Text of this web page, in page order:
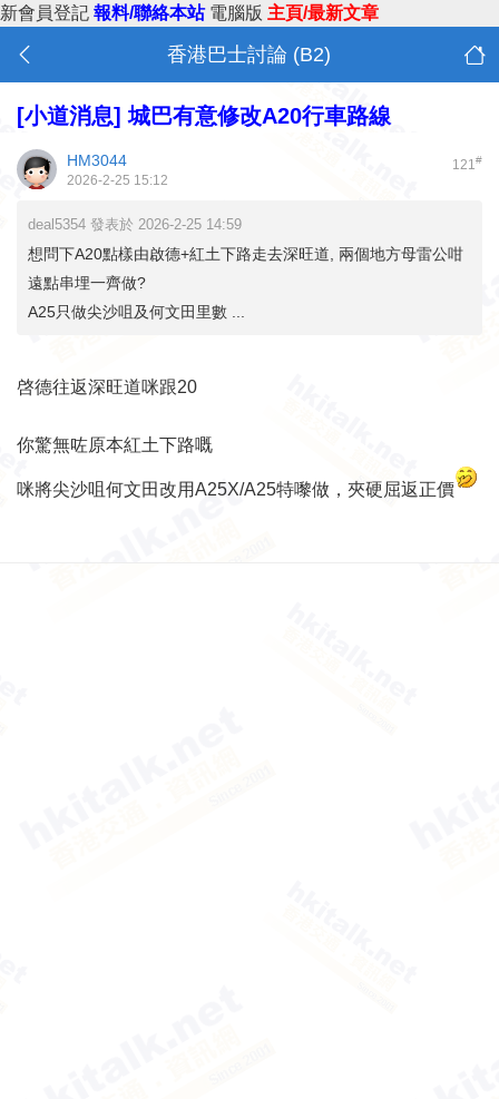
新會員登記 報料/聯絡本站 電腦版 主頁/最新文章
香港巴士討論 (B2)
[小道消息] 城巴有意修改A20行車路線
121#
HM3044
2026-2-25 15:12
deal5354 發表於 2026-2-25 14:59
想問下A20點樣由啟德+紅土下路走去深旺道, 兩個地方母雷公咁
遠點串埋一齊做?
A25只做尖沙咀及何文田里數 ...
啓德往返深旺道咪跟20
你驚無咗原本紅土下路嘅
咪將尖沙咀何文田改用A25X/A25特嚟做，夾硬屈返正價